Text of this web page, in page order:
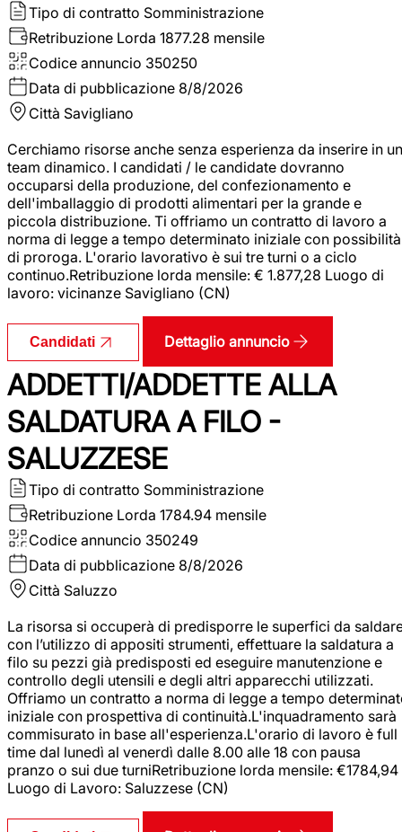
Tipo di contratto Somministrazione
Retribuzione Lorda 1877.28 mensile
Codice annuncio 350250
Data di pubblicazione 8/8/2026
Città Savigliano
Cerchiamo risorse anche senza esperienza da inserire in un
team dinamico. I candidati / le candidate dovranno
occuparsi della produzione, del confezionamento e
dell'imballaggio di prodotti alimentari per la grande e
piccola distribuzione. Ti offriamo un contratto di lavoro a
norma di legge a tempo determinato iniziale con possibilità
di proroga. L'orario lavorativo è sui tre turni o a ciclo
continuo.Retribuzione lorda mensile: € 1.877,28 Luogo di
lavoro: vicinanze Savigliano (CN)
Candidati Dettaglio annuncio
ADDETTI/ADDETTE ALLA
SALDATURA A FILO -
SALUZZESE
Tipo di contratto Somministrazione
Retribuzione Lorda 1784.94 mensile
Codice annuncio 350249
Data di pubblicazione 8/8/2026
Città Saluzzo
La risorsa si occuperà di predisporre le superfici da
con l’utilizzo di appositi strumenti, effettuare la saldatura a
filo su pezzi già predisposti ed eseguire manutenzione e
controllo degli utensili e degli altri apparecchi utilizzati.
Offriamo un contratto a norma di legge a tempo
iniziale con prospettiva di continuità.L'inquadramento sarà
commisurato in base all'esperienza.L'orario di lavoro è full
time dal lunedì al venerdì dalle 8.00 alle 18 con pausa
pranzo o sui due turniRetribuzione lorda mensile: €1784,94
Luogo di Lavoro: Saluzzese (CN)